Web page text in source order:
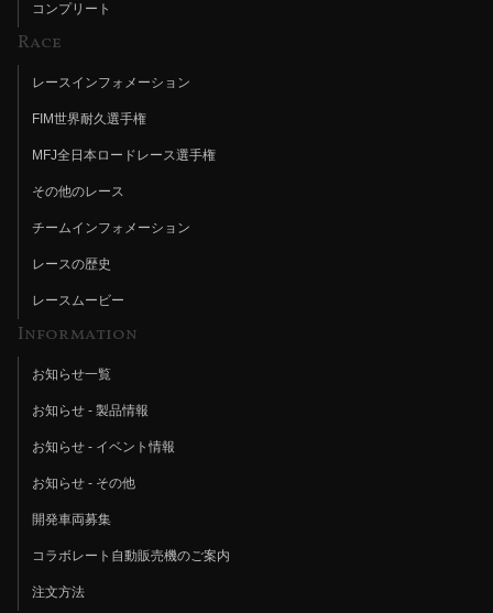
コンプリート
Race
レースインフォメーション
FIM世界耐久選手権
MFJ全日本ロードレース選手権
その他のレース
チームインフォメーション
レースの歴史
レースムービー
Information
お知らせ一覧
お知らせ - 製品情報
お知らせ - イベント情報
お知らせ - その他
開発車両募集
コラボレート自動販売機のご案内
注文方法